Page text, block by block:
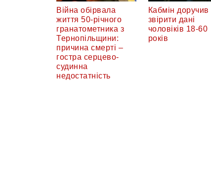
Війна обірвала
життя 50-річного
гранатометника з
Тернопільщини:
причина смерті –
гостра серцево-
судинна
недостатність
Кабмін доручив
звірити дані
чоловіків 18-60
років